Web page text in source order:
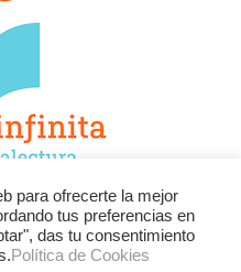
Instagram
Contacto
para ofrecerte la mejor
tus preferencias en
das tu consentimiento
Política de Cookies